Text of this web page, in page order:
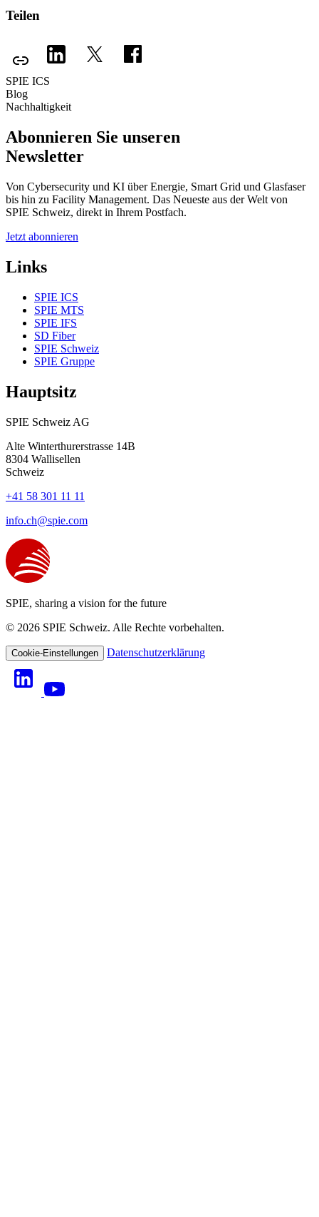
Teilen
SPIE ICS
Blog
Nachhaltigkeit
Abonnieren Sie unseren
Newsletter
Von Cybersecurity und KI über Energie, Smart Grid und Glasfaser
bis hin zu Facility Management. Das Neueste aus der Welt von
SPIE Schweiz, direkt in Ihrem Postfach.
Jetzt abonnieren
Links
SPIE ICS
SPIE MTS
SPIE IFS
SD Fiber
SPIE Schweiz
SPIE Gruppe
Hauptsitz
SPIE Schweiz AG
Alte Winterthurerstrasse 14B
8304 Wallisellen
Schweiz
+41 58 301 11 11
info.ch@spie.com
SPIE, sharing a vision for the future
© 2026 SPIE Schweiz. Alle Rechte vorbehalten.
Cookie-Einstellungen Datenschutzerklärung